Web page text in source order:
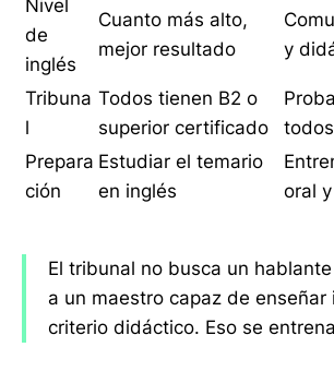
Nivel
de
inglés
Cuanto más alto,
mejor resultado
y
Tribuna
l
Todos tienen B2 o
superior certificado
Prepara
ción
Estudiar el temario
en inglés
oral
El tribunal no busca un
a un maestro capaz de enseñar
criterio didáctico. Eso se